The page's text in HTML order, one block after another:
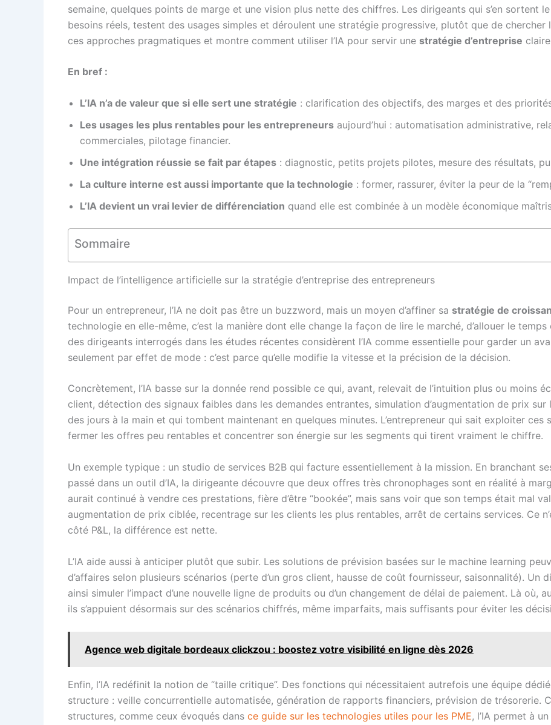
semaine, quelques points de marge et une vision plus nette des chiffres. Les dirigeants qui s’en sortent
besoins réels, testent des usages simples et déroulent une stratégie progressive, plutôt que de
ces approches pragmatiques et montre comment utiliser l’IA pour servir une stratégie d’entreprise
En bref :
L’IA n’a de valeur que si elle sert une stratégie : clarification des objectifs, des marges et des
Les usages les plus rentables pour les entrepreneurs aujourd’hui : automatisation administrative,
commerciales, pilotage financier.
Une intégration réussie se fait par étapes : diagnostic, petits projets pilotes, mesure des résultats,
La culture interne est aussi importante que la technologie : former, rassurer, éviter la peur de la
L’IA devient un vrai levier de différenciation quand elle est combinée à un modèle économique
Sommaire
Impact de l’intelligence artificielle sur la stratégie d’entreprise des entrepreneurs
Pour un entrepreneur, l’IA ne doit pas être un buzzword, mais un moyen d’affiner sa stratégie de
technologie en elle-même, c’est la manière dont elle change la façon de lire le marché, d’allouer le
des dirigeants interrogés dans les études récentes considèrent l’IA comme essentielle pour garder un
seulement par effet de mode : c’est parce qu’elle modifie la vitesse et la précision de la décision.
Concrètement, l’IA basse sur la donnée rend possible ce qui, avant, relevait de l’intuition plus ou moins
client, détection des signaux faibles dans les demandes entrantes, simulation d’augmentation de prix
des jours à la main et qui tombent maintenant en quelques minutes. L’entrepreneur qui sait exploiter
fermer les offres peu rentables et concentrer son énergie sur les segments qui tirent vraiment le chiffre.
Un exemple typique : un studio de services B2B qui facture essentiellement à la mission. En branchant
passé dans un outil d’IA, la dirigeante découvre que deux offres très chronophages sont en réalité à
aurait continué à vendre ces prestations, fière d’être “bookée”, mais sans voir que son temps était mal
augmentation de prix ciblée, recentrage sur les clients les plus rentables, arrêt de certains services. Ce
côté P&L, la différence est nette.
L’IA aide aussi à anticiper plutôt que subir. Les solutions de prévision basées sur le machine learning
d’affaires selon plusieurs scénarios (perte d’un gros client, hausse de coût fournisseur, saisonnalité). Un
ainsi simuler l’impact d’une nouvelle ligne de produits ou d’un changement de délai de paiement. Là où,
ils s’appuient désormais sur des scénarios chiffrés, même imparfaits, mais suffisants pour éviter les
Agence web digitale bordeaux clickzou : boostez votre visibilité en ligne dès 2026
Enfin, l’IA redéfinit la notion de “taille critique”. Des fonctions qui nécessitaient autrefois une équipe
structure : veille concurrentielle automatisée, génération de rapports financiers, prévision de trésorerie.
structures, comme ceux évoqués dans ce guide sur les technologies utiles pour les PME, l’IA permet à